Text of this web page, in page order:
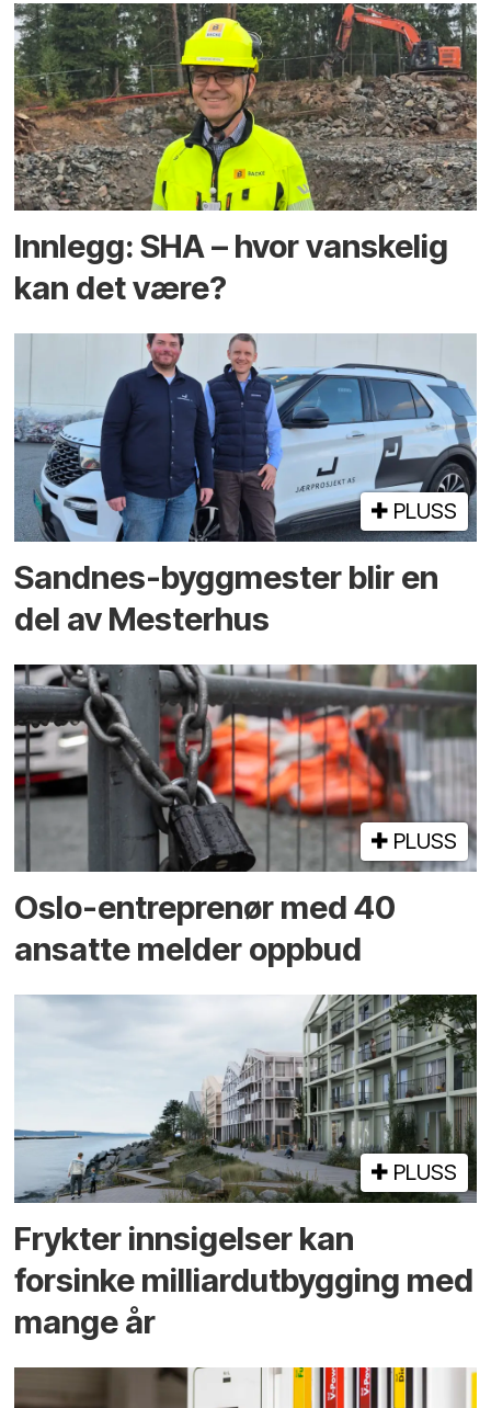
Innlegg: SHA – hvor vanskelig
kan det være?
PLUSS
Sandnes-byggmester blir en
del av Mesterhus
PLUSS
Oslo-entreprenør med 40
ansatte melder oppbud
PLUSS
Frykter innsigelser kan
forsinke milliard­utbygging med
mange år